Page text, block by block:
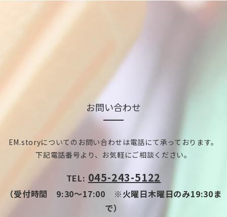
お問い合わせ
EM.storyについてのお問い合わせは電話にて承っております。
下記電話番号より、お気軽にご相談ください。
TEL: 045-243-5122
（受付時間 9:30～17:00 ※火曜日木曜日のみ19:30ま
で）